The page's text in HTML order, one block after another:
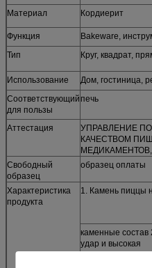
Материал
Кордиерит
Функция
Bakeware,
Тип
Круг, квадрат,
Использование
Дом, гостиница,
Соответствующий
для пользы
печь
Аттестация
УПРАВЛЕНИЕ
КАЧЕСТВОМ
МЕДИКАМЕНТОВ,
Свободный
образец
образец оплаты
Характеристика
продукта
1. Камень пиццы
каменные
удар и высокая